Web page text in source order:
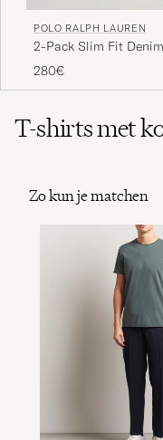
POLO RALPH LAUREN
2-Pack Slim Fit
Washed/Dark Wash
280€
T-shirts met
Zo kun je matchen